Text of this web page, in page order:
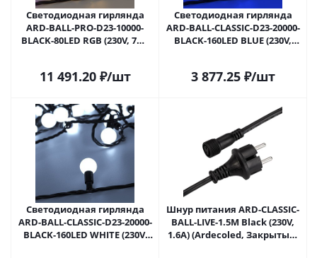
Светодиодная гирлянда
ARD-BALL-PRO-D23-10000-
BLACK-80LED RGB (230V, 7W)
11 491.20₽/шт
Светодиодная гирлянда
ARD-BALL-CLASSIC-D23-20000-
BLACK-160LED BLUE (230V,
3 877.25₽/шт
Светодиодная гирлянда
ARD-BALL-CLASSIC-D23-20000-
BLACK-160LED WHITE (230V,
Шнур питания ARD-CLASSIC-
BALL-LIVE-1.5M Black (230V,
1.6A) (Ardecoled, Закрытый)